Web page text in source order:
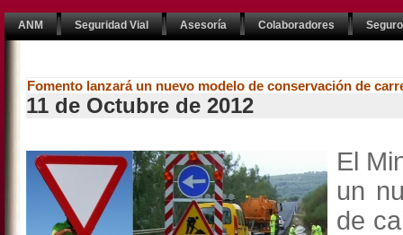
ANM Seguridad Vial Asesoría Colaboradores
Fomento lanzará un nuevo modelo de conservación de
11 de Octubre de 2012
El
un
de